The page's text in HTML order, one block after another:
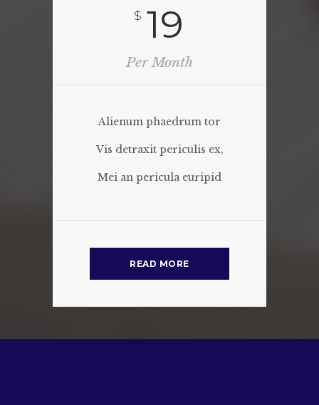
$ 19
Per Month
Alienum phaedrum tor
Vis detraxit periculis ex,
Mei an pericula euripid
READ MORE